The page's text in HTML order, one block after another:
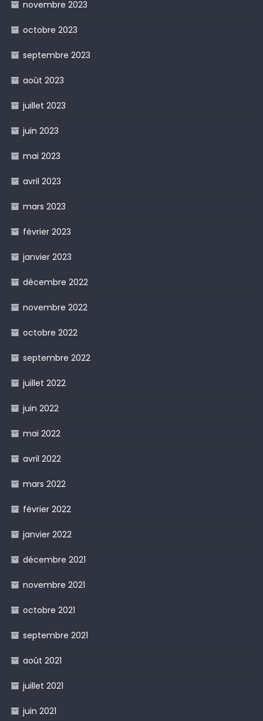
novembre 2023
octobre 2023
septembre 2023
août 2023
juillet 2023
juin 2023
mai 2023
avril 2023
mars 2023
février 2023
janvier 2023
décembre 2022
novembre 2022
octobre 2022
septembre 2022
juillet 2022
juin 2022
mai 2022
avril 2022
mars 2022
février 2022
janvier 2022
décembre 2021
novembre 2021
octobre 2021
septembre 2021
août 2021
juillet 2021
juin 2021